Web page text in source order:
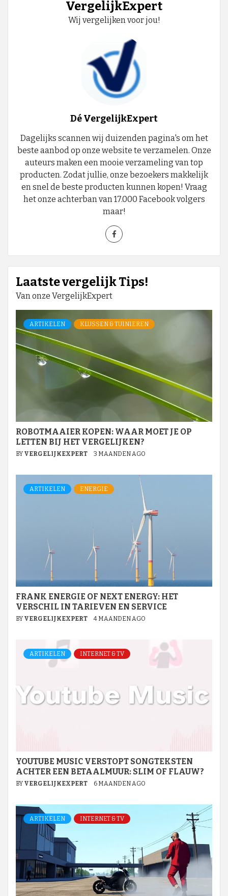
VergelijkExpert
Wij vergelijken voor jou!
Dé VergelijkExpert
Dagelijks scannen wij duizenden pagina's om het
beste aanbod op onze website te verzamelen. Onze
auteurs maken een mooie verzameling van top
producten. Zodat jullie, onze bezoekers makkelijk
en snel de beste producten kunnen kopen! Vraag
het onze achterban van 17.000 Facebook volgers
maar!
Laatste vergelijk Tips!
Van onze VergelijkExpert
ARTIKELEN KLUSSEN & TUINIEREN
ROBOTMAAIER KOPEN: WAAR MOET JE OP
LETTEN BIJ HET VERGELIJKEN?
BY VERGELIJKEXPERT 3 MAANDEN AGO
ARTIKELEN ENERGIE
FRANK ENERGIE OF NEXT ENERGY: HET
VERSCHIL IN TARIEVEN EN SERVICE
BY VERGELIJKEXPERT 4 MAANDEN AGO
ARTIKELEN INTERNET & TV
YOUTUBE MUSIC VERSTOPT SONGTEKSTEN
ACHTER EEN BETAALMUUR: SLIM OF FLAUW?
BY VERGELIJKEXPERT 6 MAANDEN AGO
ARTIKELEN INTERNET & TV